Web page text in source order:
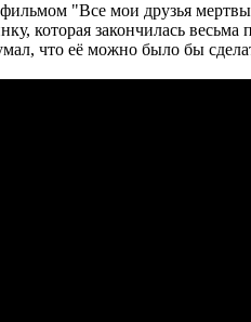
"Все мои друзья
которая закончилась весьма
что её можно было бы